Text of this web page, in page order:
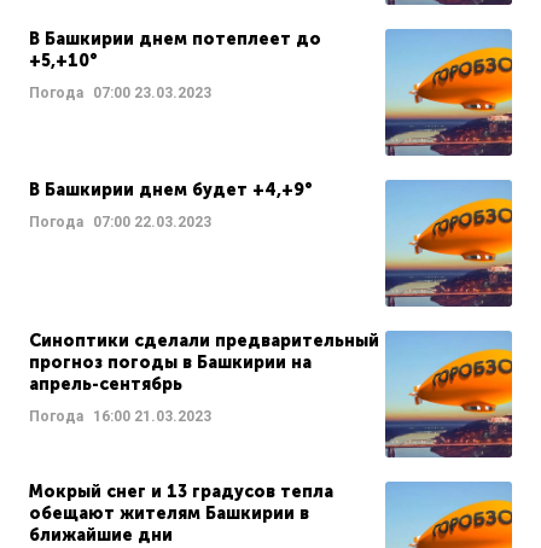
В Башкирии днем потеплеет до
+5,+10°
Погода 07:00 23.03.2023
В Башкирии днем будет +4,+9°
Погода 07:00 22.03.2023
Синоптики сделали предварительный
прогноз погоды в Башкирии на
апрель-сентябрь
Погода 16:00 21.03.2023
Мокрый снег и 13 градусов тепла
обещают жителям Башкирии в
ближайшие дни